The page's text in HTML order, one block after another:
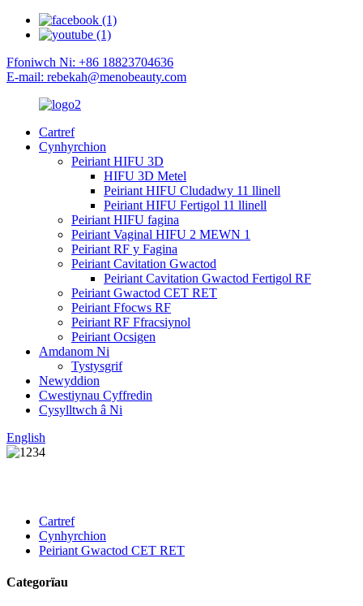
Ffoniwch Ni: +86 18823704636
E-mail: rebekah@menobeauty.com
Cartref
Cynhyrchion
Peiriant HIFU 3D
HIFU 3D Metel
Peiriant HIFU Cludadwy 11 llinell
Peiriant HIFU Fertigol 11 llinell
Peiriant HIFU fagina
Peiriant Vaginal HIFU 2 MEWN 1
Peiriant RF y Fagina
Peiriant Cavitation Gwactod
Peiriant Cavitation Gwactod Fertigol RF
Peiriant Gwactod CET RET
Peiriant Ffocws RF
Peiriant RF Ffracsiynol
Peiriant Ocsigen
Amdanom Ni
Tystysgrif
Newyddion
Cwestiynau Cyffredin
Cysylltwch â Ni
English
Cartref
Cynhyrchion
Peiriant Gwactod CET RET
Categorïau